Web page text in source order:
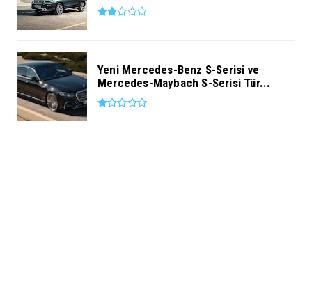
Yeni Mercedes-Benz S-Serisi ve
Mercedes-Maybach S-Serisi Tür...